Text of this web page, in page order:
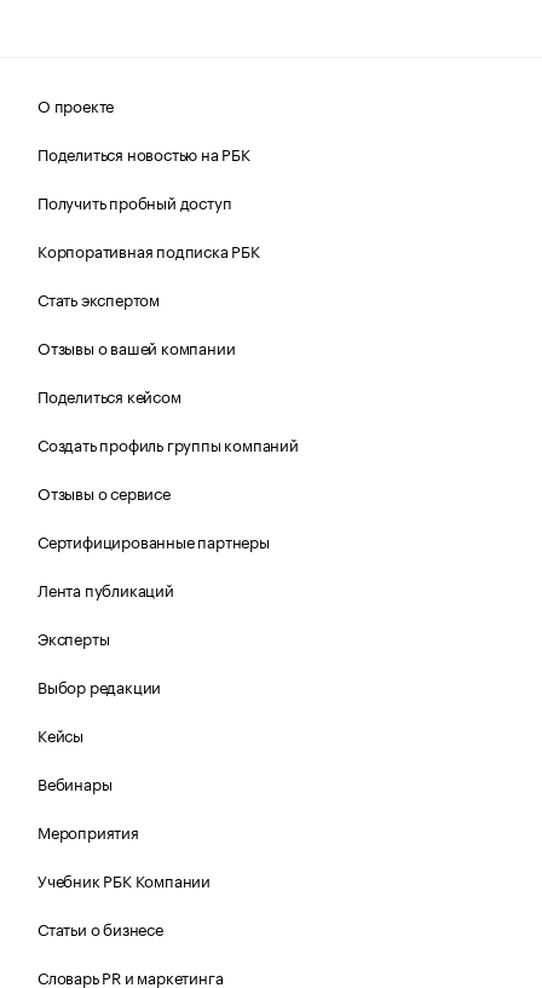
О проекте
Поделиться новостью на РБК
Получить пробный доступ
Корпоративная подписка РБК
Стать экспертом
Отзывы о вашей компании
Поделиться кейсом
Создать профиль группы компаний
Отзывы о сервисе
Сертифицированные партнеры
Лента публикаций
Эксперты
Выбор редакции
Кейсы
Вебинары
Мероприятия
Учебник РБК Компании
Статьи о бизнесе
Словарь PR и маркетинга